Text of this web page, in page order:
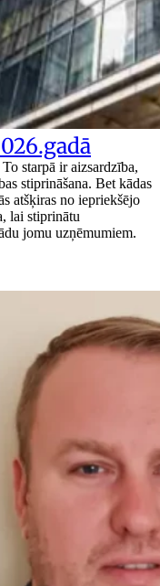
starpā ir aizsardzība,
stiprināšana. Bet kādas
atšķiras no iepriekšējo
lai stiprinātu
jomu uzņēmumiem.